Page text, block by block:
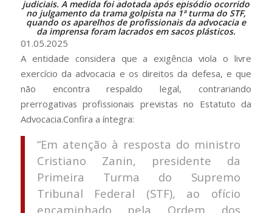
judiciais. A medida foi adotada após episódio ocorrido
no julgamento da trama golpista na 1ª turma do STF,
quando os aparelhos de profissionais da advocacia e
da imprensa foram lacrados em sacos plásticos.
01.05.2025
A entidade considera que a exigência viola o livre
exercício da advocacia e os direitos da defesa, e que
não encontra respaldo legal, contrariando
prerrogativas profissionais previstas no Estatuto da
Advocacia.Confira a íntegra:
“Em atenção à resposta do ministro
Cristiano Zanin, presidente da
Primeira Turma do Supremo
Tribunal Federal (STF), ao ofício
encaminhado pela Ordem dos